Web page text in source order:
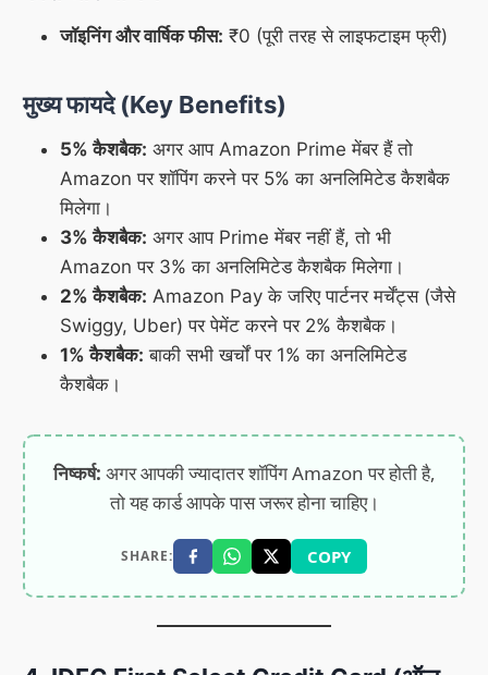
जॉइनिंग और वार्षिक फीस: ₹0 (पूरी तरह से लाइफटाइम फ्री)
मुख्य फायदे (Key Benefits)
5% कैशबैक: अगर आप Amazon Prime मेंबर हैं तो
Amazon पर शॉपिंग करने पर 5% का अनलिमिटेड कैशबैक
मिलेगा।
3% कैशबैक: अगर आप Prime मेंबर नहीं हैं, तो भी
Amazon पर 3% का अनलिमिटेड कैशबैक मिलेगा।
2% कैशबैक: Amazon Pay के जरिए पार्टनर मर्चेंट्स (जैसे
Swiggy, Uber) पर पेमेंट करने पर 2% कैशबैक।
1% कैशबैक: बाकी सभी खर्चों पर 1% का अनलिमिटेड
कैशबैक।
निष्कर्ष: अगर आपकी ज्यादातर शॉपिंग Amazon पर होती है,
तो यह कार्ड आपके पास जरूर होना चाहिए।
SHARE: COPY